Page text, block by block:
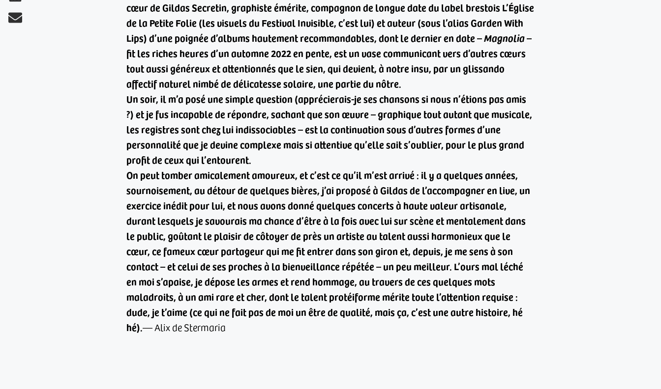
cœur de Gildas Secretin, graphiste émérite, compagnon de longue date du label brestois L’Église
de la Petite Folie (les visuels du Festival Invisible, c’est lui) et auteur (sous l’alias Garden With
Lips) d’une poignée d’albums hautement recommandables, dont le dernier en date –Magnolia–
fit les riches heures d’un automne 2022 en pente, est un vase communicant vers d’autres cœurs
tout aussi généreux et attentionnés que le sien, qui devient, à notre insu, par un glissando
affectif naturel nimbé de délicatesse solaire, une partie du nôtre.
Un soir, il m’a posé une simple question (apprécierais-je ses chansons si nous n’étions pas amis
?) et je fus incapable de répondre, sachant que son œuvre – graphique tout autant que musicale,
les registres sont chez lui indissociables – est la continuation sous d’autres formes d’une
personnalité que je devine complexe mais si attentive qu’elle sait s’oublier, pour le plus grand
profit de ceux qui l’entourent.
On peut tomber amicalement amoureux, et c’est ce qu’il m’est arrivé : il y a quelques années,
sournoisement, au détour de quelques bières, j’ai proposé à Gildas de l’accompagner en live, un
exercice inédit pour lui, et nous avons donné quelques concerts à haute valeur artisanale,
durant lesquels je savourais ma chance d’être à la fois avec lui sur scène et mentalement dans
le public, goûtant le plaisir de côtoyer de près un artiste au talent aussi harmonieux que le
cœur, ce fameux cœur partageur qui me fit entrer dans son giron et, depuis, je me sens à son
contact – et celui de ses proches à la bienveillance répétée – un peu meilleur. L’ours mal léché
en moi s’apaise, je dépose les armes et rend hommage, au travers de ces quelques mots
maladroits, à un ami rare et cher, dont le talent protéiforme mérite toute l’attention requise :
dude, je t’aime (ce qui ne fait pas de moi un être de qualité, mais ça, c’est une autre histoire, hé
hé).— Alix de Stermaria